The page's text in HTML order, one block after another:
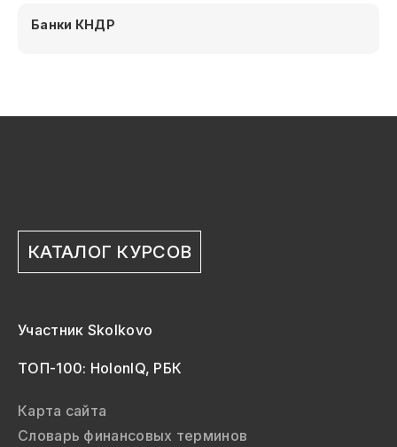
Банки КНДР
КАТАЛОГ КУРСОВ
Участник Skolkovo
ТОП-100: HolonIQ, РБК
Карта сайта
Словарь финансовых терминов